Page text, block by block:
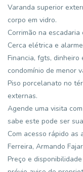
Varanda superior
corpo em vidro.
Corrimão na escadaria
Cerca elétrica e
Financia, fgts,
condomínio de menor
Piso porcelanato no
externas.
Agende uma visita
sabe este pode ser
Com acesso rápido as
Ferreira, Armando
Preço e